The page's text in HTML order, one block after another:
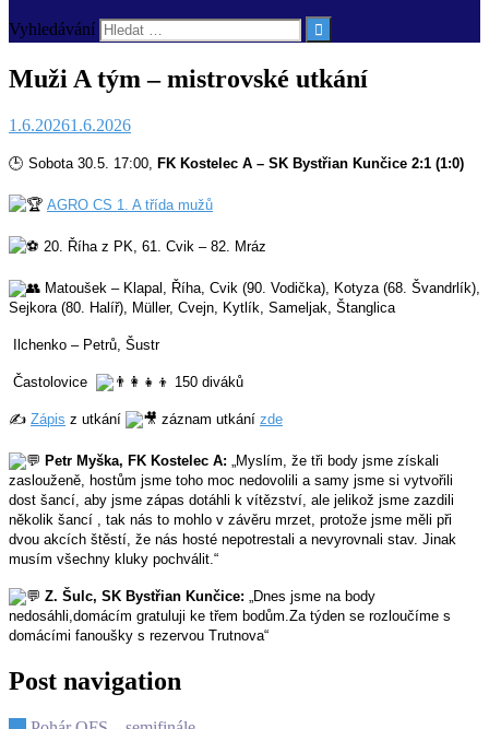
Vyhledávání
Muži A tým – mistrovské utkání
1.6.20261.6.2026
🕒 Sobota 30.5. 17:00, FK Kostelec A – SK Bystřian Kunčice 2:1 (1:0)
AGRO CS 1. A třída mužů
20. Říha z PK, 61. Cvik – 82. Mráz
Matoušek – Klapal, Říha, Cvik (90. Vodička), Kotyza (68. Švandrlík),
Sejkora (80. Halíř), Müller, Cvejn, Kytlík, Sameljak, Štanglica
Ilchenko – Petrů, Šustr
Častolovice 150 diváků
✍️ Zápis z utkání záznam utkání zde
Petr Myška, FK Kostelec A: „Myslím, že tři body jsme získali
zaslouženě, hostům jsme toho moc nedovolili a samy jsme si vytvořili
dost šancí, aby jsme zápas dotáhli k vítězství, ale jelikož jsme zazdili
několik šancí , tak nás to mohlo v závěru mrzet, protože jsme měli při
dvou akcích štěstí, že nás hosté nepotrestali a nevyrovnali stav. Jinak
musím všechny kluky pochválit.“
Z. Šulc, SK Bystřian Kunčice: „Dnes jsme na body
nedosáhli,domácím gratuluji ke třem bodům.Za týden se rozloučíme s
domácími fanoušky s rezervou Trutnova“
Post navigation